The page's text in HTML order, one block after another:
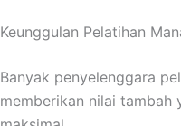
Keunggulan Pelatihan
Banyak penyelenggara
memberikan nilai tambah